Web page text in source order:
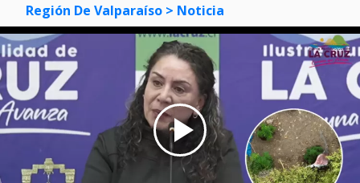
Región De Valparaíso > Noticia